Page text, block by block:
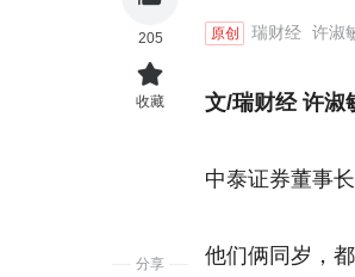
原创 瑞财经 许淑
文/瑞财经 许淑
中泰证券董事
他们俩同岁，
205
收藏
分享